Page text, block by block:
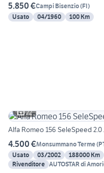
5.850 €Campi Bisenzio(FI)
Usato
04/1960 100 Km
22
Alfa Romeo 156 SeleSpeed 2.0
4.500 €Monsummano Terme(
Usato
03/2002 188000 Km
Rivenditore AUTOSTAR di